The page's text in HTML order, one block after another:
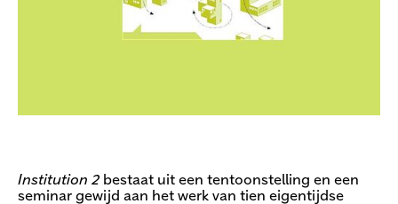
Institution 2 bestaat uit een tentoonstelling en een
seminar gewijd aan het werk van tien eigentijdse